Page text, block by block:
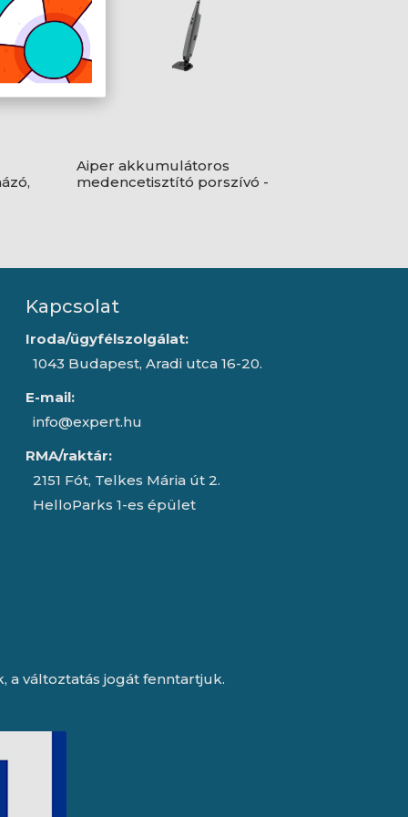
Aiper akkumulátoros
medencetisztító porszívó -
Kapcsolat
Iroda/ügyfélszolgálat:
1043 Budapest, Aradi utca 16-20.
E-mail:
info@expert.hu
RMA/raktár:
2151 Fót, Telkes Mária út 2.
HelloParks 1-es épület
változtatás jogát fenntartjuk.